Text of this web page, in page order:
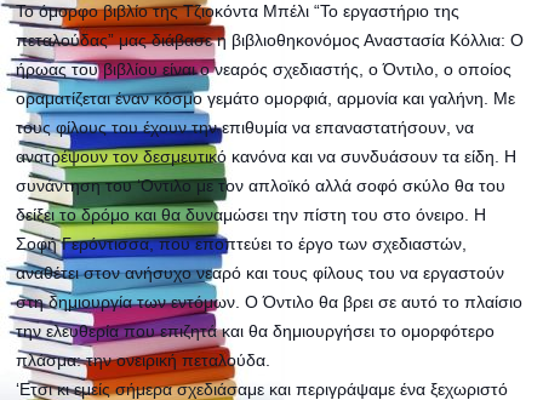
Το όμορφο βιβλίο της Τζιοκόντα Μπέλι “Το εργαστήριο της
πεταλούδας” μας διάβασε η βιβλιοθηκονόμος Αναστασία Κόλλια: Ο
ήρωας του βιβλίου είναι ο νεαρός σχεδιαστής, ο Όντιλο, ο οποίος
οραματίζεται έναν κόσμο γεμάτο ομορφιά, αρμονία και γαλήνη. Με
τους φίλους του έχουν την επιθυμία να επαναστατήσουν, να
ανατρέψουν τον δεσμευτικό κανόνα και να συνδυάσουν τα είδη. Η
συνάντηση του ‘Οντιλο με τον απλοϊκό αλλά σοφό σκύλο θα του
δείξει το δρόμο και θα δυναμώσει την πίστη του στο όνειρο. Η
Σοφή Γερόντισσα, που εποπτεύει το έργο των σχεδιαστών,
αναθέτει στον ανήσυχο νεαρό και τους φίλους του να εργαστούν
στη δημιουργία των εντόμων. Ο Όντιλο θα βρει σε αυτό το πλαίσιο
την ελευθερία που επιζητά και θα δημιουργήσει το ομορφότερο
πλάσμα: την ονειρική πεταλούδα.
‘Ετσι κι εμείς σήμερα σχεδιάσαμε και περιγράψαμε ένα ξεχωριστό